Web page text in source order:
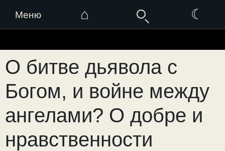
Меню ⌂ ☾
к
содержимому
О битве дьявола с
Богом, и войне между
ангелами? О добре и
нравственности